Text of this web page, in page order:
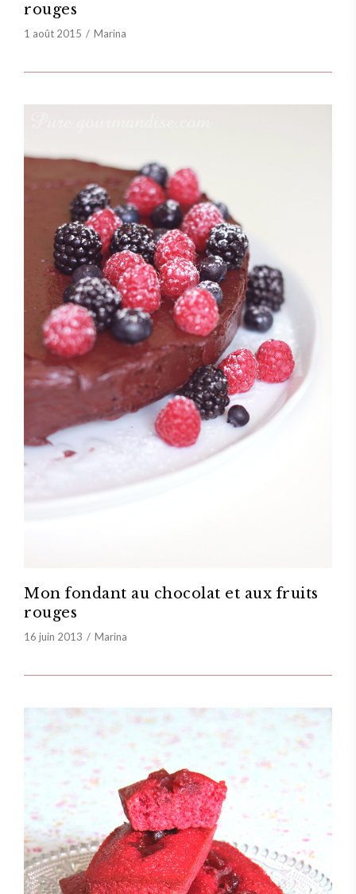
rouges
1 août 2015 Marina
Mon fondant au chocolat et aux fruits
rouges
16 juin 2013 Marina